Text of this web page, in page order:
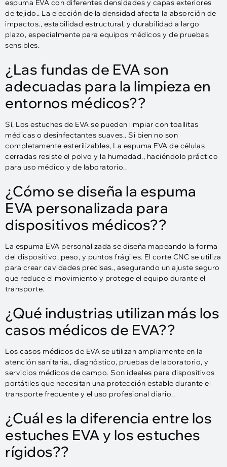
espuma EVA con diferentes densidades y capas exteriores
de tejido.. La elección de la densidad afecta la absorción de
impactos., estabilidad estructural, y durabilidad a largo
plazo, especialmente para equipos médicos y de pruebas
sensibles.
¿Las fundas de EVA son
adecuadas para la limpieza en
entornos médicos??
Sí, Los estuches de EVA se pueden limpiar con toallitas
médicas o desinfectantes suaves.. Si bien no son
completamente esterilizables, La espuma EVA de células
cerradas resiste el polvo y la humedad., haciéndolo práctico
para uso médico y de laboratorio..
¿Cómo se diseña la espuma
EVA personalizada para
dispositivos médicos??
La espuma EVA personalizada se diseña mapeando la forma
del dispositivo, peso, y puntos frágiles. El corte CNC se utiliza
para crear cavidades precisas., asegurando un ajuste seguro
que reduce el movimiento y protege el equipo durante el
transporte.
¿Qué industrias utilizan más los
casos médicos de EVA??
Los casos médicos de EVA se utilizan ampliamente en la
atención sanitaria., diagnóstico, pruebas de laboratorio, y
servicios médicos de campo. Son ideales para dispositivos
portátiles que necesitan una protección estable durante el
transporte frecuente y el uso profesional diario..
¿Cuál es la diferencia entre los
estuches EVA y los estuches
rígidos??